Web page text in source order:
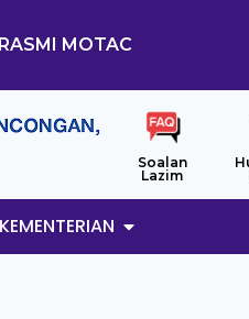
MOTAC
Soalan
Lazim